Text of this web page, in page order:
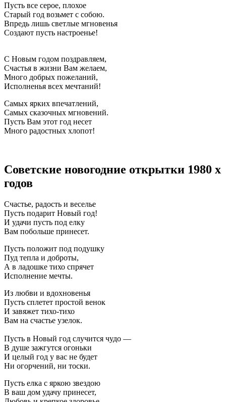
Пусть все серое, плохое
Старый год возьмет с собою.
Впредь лишь светлые мгновенья
Создают пусть настроенье!
С Новым годом поздравляем,
Счастья в жизни Вам желаем,
Много добрых пожеланий,
Исполненья всех мечтаний!
Самых ярких впечатлений,
Самых сказочных мгновений.
Пусть Вам этот год несет
Много радостных хлопот!
Советские новогодние открытки 1980 х
годов
Счастье, радость и веселье
Пусть подарит Новый год!
И удачи пусть под елку
Вам побольше принесет.
Пусть положит под подушку
Пуд тепла и доброты,
А в ладошке тихо спрячет
Исполнение мечты.
Из любви и вдохновенья
Пусть сплетет простой венок
И завяжет тихо-тихо
Вам на счастье узелок.
Пусть в Новый год случится чудо —
В душе зажгутся огоньки
И целый год у вас не будет
Ни огорчений, ни тоски.
Пусть елка с яркою звездою
В ваш дом удачу принесет,